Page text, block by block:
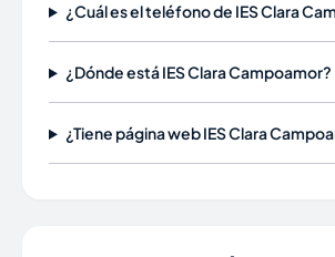
¿Cuál es el teléfono de IES Clara
¿Dónde está IES Clara Campoamor?
¿Tiene página web IES Clara